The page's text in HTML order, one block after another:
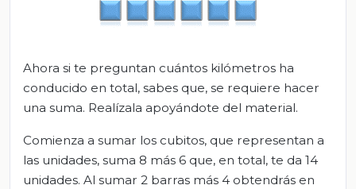
Ahora si te preguntan cuántos kilómetros ha
conducido en total, sabes que, se requiere hacer
una suma. Realízala apoyándote del material.
Comienza a sumar los cubitos, que representan a
las unidades, suma 8 más 6 que, en total, te da 14
unidades. Al sumar 2 barras más 4 obtendrás en